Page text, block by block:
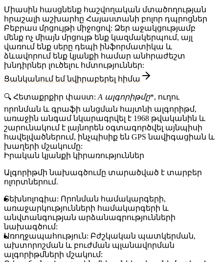
Միասին հասցնենք հաշվողական մտածողության
հրաշալի աշխարհը Հայաստանի բոլոր դպրոցներ
Բեբրաս մրցույթի միջոցով: Ձեր աջակցությամբ
մենք ոչ միայն մրցույթ ենք կազմակերպում, այլ
վառում ենք սերը դեպի ինֆորմատիկա և
ձևավորում ենք կյանքի համար անհրաժեշտ
խնդիրներ լուծելու հմտություններ:
Ցանկանում եմ նվիրաբերել հիմա
🔍 Հետաքրքիր փաստ: A ալգորիթմը*, ուղու
որոնման և գրաֆի անցման հայտնի ալգորիթմ,
առաջին անգամ նկարագրվել է 1968 թվականին և
շարունակում է լայնորեն օգտագործվել այնպիսի
հավելվածներում, ինչպիսիք են GPS նավիգացիան և
խաղերի մշակումը:
Իրական կյանքի կիրառություններ
Ալգորիթմի նախագծումը տարածված է տարբեր
ոլորտներում.
Տեխնոլոգիա: Որոնման համակարգերի,
առաջարկությունների համակարգերի և
անվտանգության արձանագրությունների
նախագծում:
Առողջապահություն: Բժշկական պատկերման,
ախտորոշման և բուժման պլանավորման
ալգորիթմների մշակում: